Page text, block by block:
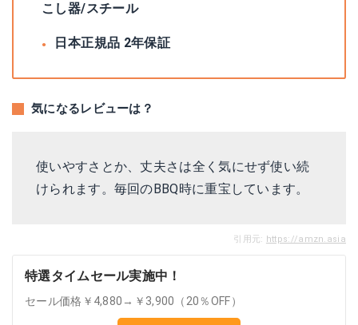
こし器/スチール
日本正規品 2年保証
気になるレビューは？
使いやすさとか、丈夫さは全く気にせず使い続
けられます。毎回のBBQ時に重宝しています。
引用元: https://amzn.asia
特選タイムセール実施中！
セール価格￥4,880→￥3,900（20％OFF）